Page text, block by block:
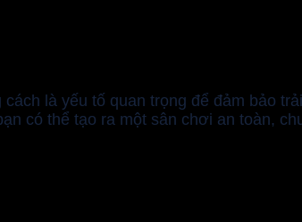
là yếu tố quan trọng để đảm bảo
có thể tạo ra một sân chơi an toàn,